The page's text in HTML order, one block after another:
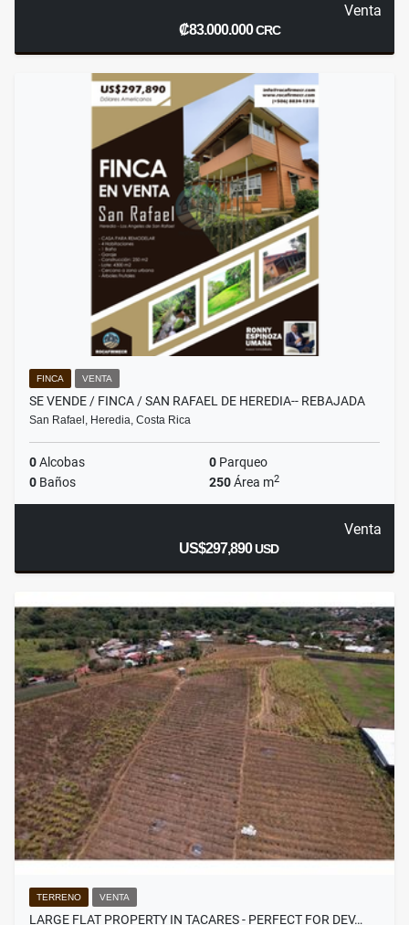
Venta
₡83.000.000CRC
FINCA VENTA
SE VENDE / FINCA / SAN RAFAEL DE HEREDIA-- REBAJADA
San Rafael, Heredia, Costa Rica
0Alcobas 0 Parqueo
0 Baños 250Área m2
Venta
US$297,890USD
TERRENO VENTA
LARGE FLAT PROPERTY IN TACARES - PERFECT FOR DEV…